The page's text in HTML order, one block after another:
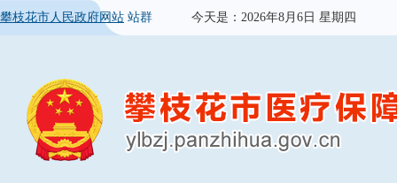
攀枝花市人民政府网站 站群 今天是： 2026年8月6日 星期四